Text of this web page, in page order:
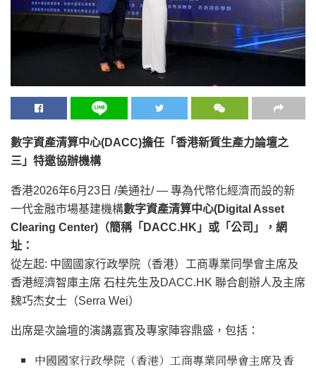
數字資產清算中心(DACC)擔任「香港新質生產力論壇之
三」特邀協辦機構
香港2026年6月23日 /美通社/ — 專為代幣化經濟而設的新
一代金融市場基建機構數字資產清算中心(Digital Asset
Clearing Center)（簡稱「DACC.HK」或「公司」，網
址：
從左起: 中國國家行政學院（香港）工商專業同學會主席及
香港經濟智庫主席 石柱先生及DACC.HK 聯合創辦人及主席
魏巧杰女士（Serra Wei）
出席是次論壇的演講嘉賓及專家陣容鼎盛，包括：
中國國家行政學院（香港）工商專業同學會主席及香